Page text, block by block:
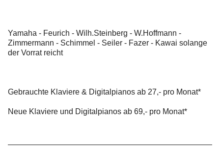
Yamaha - Feurich - Wilh.Steinberg - W.Hoffmann -
Zimmermann - Schimmel - Seiler - Fazer - Kawai solange
der Vorrat reicht
Gebrauchte Klaviere & Digitalpianos ab 27,- pro Monat*
Neue Klaviere und Digitalpianos ab 69,- pro Monat*